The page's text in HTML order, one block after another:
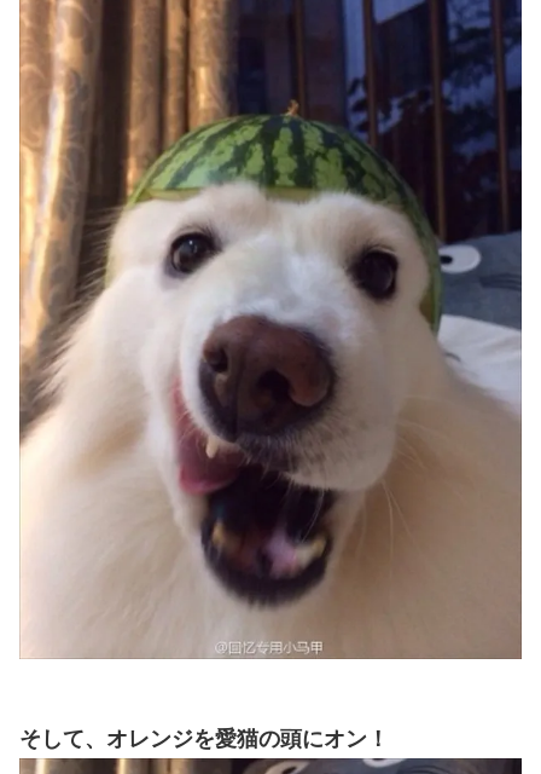
そして、オレンジを愛猫の頭にオン！